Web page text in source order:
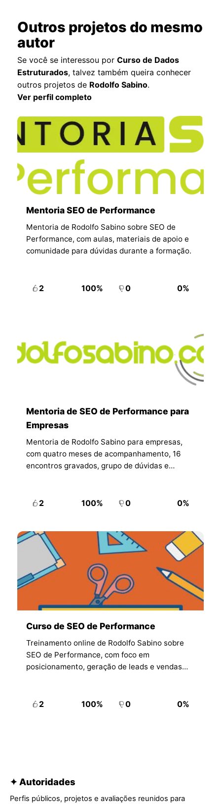
Outros projetos do mesmo
autor
Se você se interessou porCurso de Dados
Estruturados, talvez também queira conhecer
outros projetos de Rodolfo Sabino.
Ver perfil completo
Mentoria SEO de Performance
Mentoria de Rodolfo Sabino sobre SEO de
Performance, com aulas, materiais de apoio e
comunidade para dúvidas durante a formação.
2 100% 0 0%
Mentoria de SEO de Performance para
Empresas
Mentoria de Rodolfo Sabino para empresas,
com quatro meses de acompanhamento, 16
encontros gravados, grupo de dúvidas e
2 100% 0 0%
Curso de SEO de Performance
Treinamento online de Rodolfo Sabino sobre
SEO de Performance, com foco em
posicionamento, geração de leads e vendas
2 100% 0 0%
✦ Autoridades
Perfis públicos, projetos e avaliações reunidos para